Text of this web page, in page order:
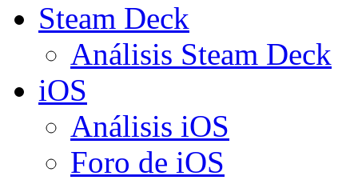
Steam Deck
Análisis Steam Deck
iOS
Análisis iOS
Foro de iOS